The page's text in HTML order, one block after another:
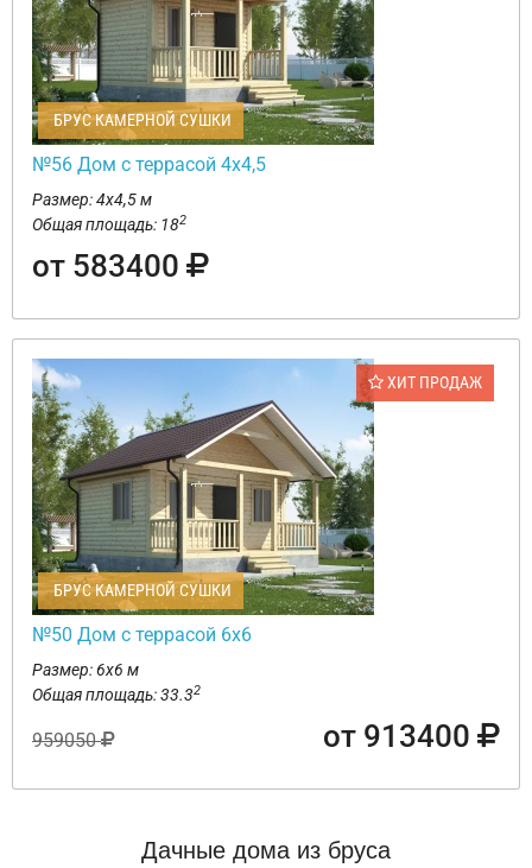
БРУС КАМЕРНОЙ СУШКИ
№56 Дом с террасой 4х4,5
Размер: 4х4,5 м
Общая площадь: 182
от 583400
ХИТ ПРОДАЖ
БРУС КАМЕРНОЙ СУШКИ
№50 Дом с террасой 6х6
Размер: 6х6 м
Общая площадь: 33.32
959050 от 913400
Дачные дома из бруса